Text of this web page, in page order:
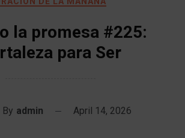
la promesa #225:
para Ser
By admin April 14, 2026